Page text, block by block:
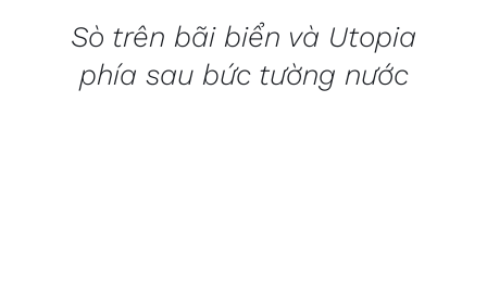
Sò trên bãi biển và Utopia
phía sau bức tường nước